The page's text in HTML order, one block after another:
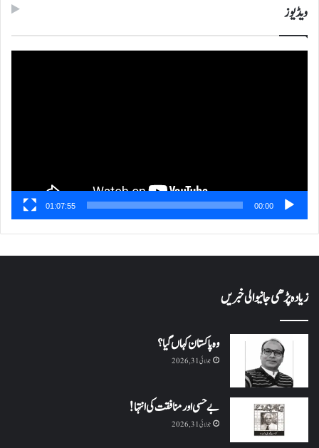
ویڈیوز
00:00
01:07:55
زیادہ پڑھی جانیوالی خبریں
وہ پاکستان کہاں گیا؟
جولائی 31, 2026
بے حسی اور منافقت کی انتہا !
جولائی 31, 2026